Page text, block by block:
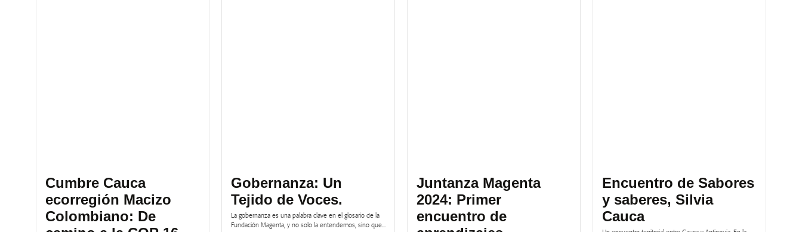
Cumbre Cauca
ecorregión Macizo
Colombiano: De
Gobernanza: Un
Tejido de Voces.
La gobernanza es una palabra clave en el glosario de la
Fundación Magenta, y no solo la entendemos, sino que...
Juntanza Magenta
2024: Primer
encuentro de
Encuentro de Sabores
y saberes, Silvia
Cauca